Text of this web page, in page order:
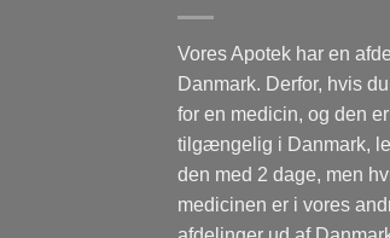
Vores Apotek har en
Danmark. Derfor, hvis
for en medicin, og den er
tilgængelig i Danmark,
den med 2 dage, men
medicinen er i vores